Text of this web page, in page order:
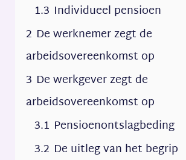
1.3 Individueel pensioen
2 De werknemer zegt de
arbeidsovereenkomst op
3 De werkgever zegt de
arbeidsovereenkomst op
3.1 Pensioenontslagbeding
3.2 De uitleg van het begrip